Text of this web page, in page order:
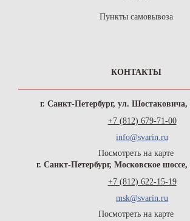
Пункты самовывоза
КОНТАКТЫ
г. Санкт-Петербург, ул.
+7 (812) 679-71-00
info@svarin.ru
Посмотреть на карте
г. Санкт-Петербург, Московское
+7 (812) 622-15-19
msk@svarin.ru
Посмотреть на карте